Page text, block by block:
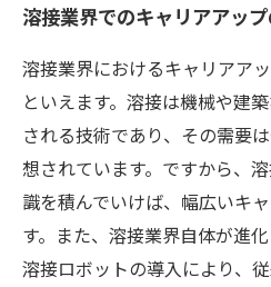
溶接業界でのキャリアアッ
溶接業界におけるキャリアア
といえます。溶接は機械や建
される技術であり、その需要
想されています。ですから、
識を積んでいけば、幅広いキ
す。また、溶接業界自体が進
溶接ロボットの導入により、